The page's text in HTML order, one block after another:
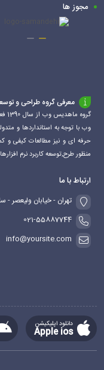
مجوز ها
معرفی گروه طراحی و
وب با توجه به استانداردها و
حرفه ای و نیز مطالعات کیفی
منظور طرح,توسعه کاربرد نرم
ارتباط با ما
تهران - خیابان ولیعصر -
021-55887744
info@yoursite.com
دانلود اپلیکیشن
Apple ios